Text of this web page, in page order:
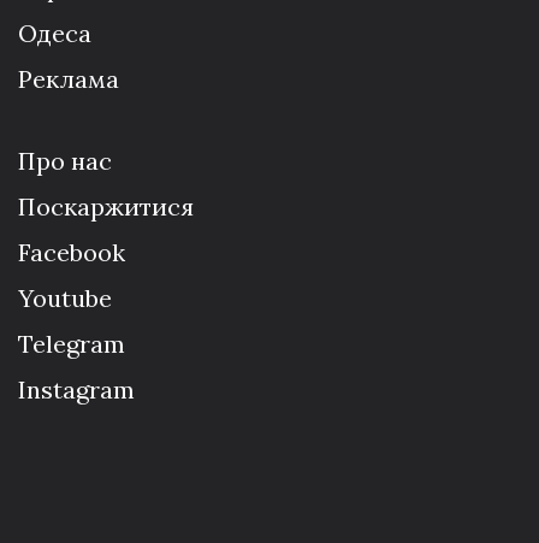
Одеса
Реклама
Про нас
Поскаржитися
Facebook
Youtube
Telegram
Instagram